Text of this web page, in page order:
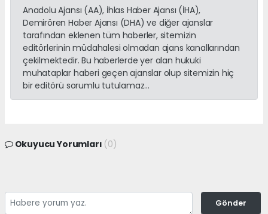
Anadolu Ajansı (AA), İhlas Haber Ajansı (İHA),
Demirören Haber Ajansı (DHA) ve diğer ajanslar
tarafından eklenen tüm haberler, sitemizin
editörlerinin müdahalesi olmadan ajans kanallarından
çekilmektedir. Bu haberlerde yer alan hukuki
muhataplar haberi geçen ajanslar olup sitemizin hiç
bir editörü sorumlu tutulamaz...
Okuyucu Yorumları (0)
Gönder